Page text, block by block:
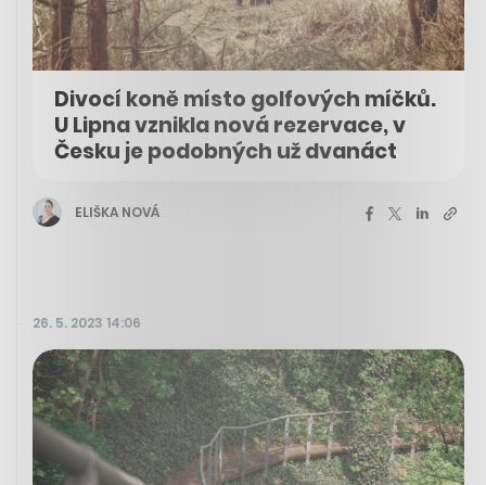
Divocí koně místo golfových míčků.
U Lipna vznikla nová rezervace, v
Česku je podobných už dvanáct
ELIŠKA NOVÁ
26. 5. 2023 14:06